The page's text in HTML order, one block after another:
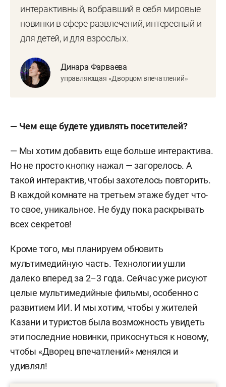
интерактивный, вобравший в себя мировые
новинки в сфере развлечений, интересный и
для детей, и для взрослых.
Динара Фарваева
управляющая «Дворцом впечатлений»
— Чем еще будете удивлять посетителей?
— Мы хотим добавить еще больше интерактива.
Но не просто кнопку нажал — загорелось. А
такой интерактив, чтобы захотелось повторить.
В каждой комнате на третьем этаже будет что-
то свое, уникальное. Не буду пока раскрывать
всех секретов!
Кроме того, мы планируем обновить
мультимедийную часть. Технологии ушли
далеко вперед за 2–3 года. Сейчас уже рисуют
целые мультимедийные фильмы, особенно с
развитием ИИ. И мы хотим, чтобы у жителей
Казани и туристов была возможность увидеть
эти последние новинки, прикоснуться к новому,
чтобы «Дворец впечатлений» менялся и
удивлял!